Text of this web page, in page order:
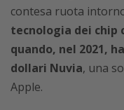
contesa ruota
tecnologia dei chip
quando, nel 2021,
dollari Nuvia, una
Apple.